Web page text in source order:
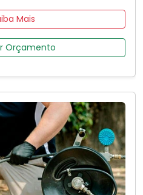
Mais
Orçamento